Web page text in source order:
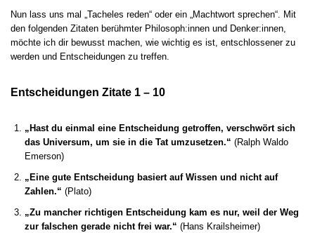
Nun lass uns mal „Tacheles reden“ oder ein „Machtwort sprechen“. Mit
den folgenden Zitaten berühmter Philosoph:innen und Denker:innen,
möchte ich dir bewusst machen, wie wichtig es ist, entschlossener zu
werden und Entscheidungen zu treffen.
Entscheidungen Zitate 1 – 10
„Hast du einmal eine Entscheidung getroffen, verschwört sich
das Universum, um sie in die Tat umzusetzen.“ (Ralph Waldo
Emerson)
„Eine gute Entscheidung basiert auf Wissen und nicht auf
Zahlen.“ (Plato)
„Zu mancher richtigen Entscheidung kam es nur, weil der Weg
zur falschen gerade nicht frei war.“ (Hans Krailsheimer)